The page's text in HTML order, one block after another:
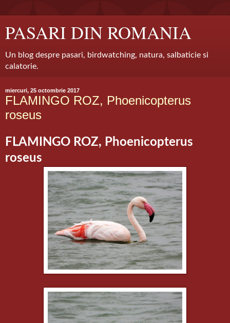
PASARI DIN ROMANIA
Un blog despre pasari, birdwatching, natura, salbaticie si
calatorie.
miercuri, 25 octombrie 2017
FLAMINGO ROZ, Phoenicopterus
roseus
FLAMINGO ROZ, Phoenicopterus
roseus